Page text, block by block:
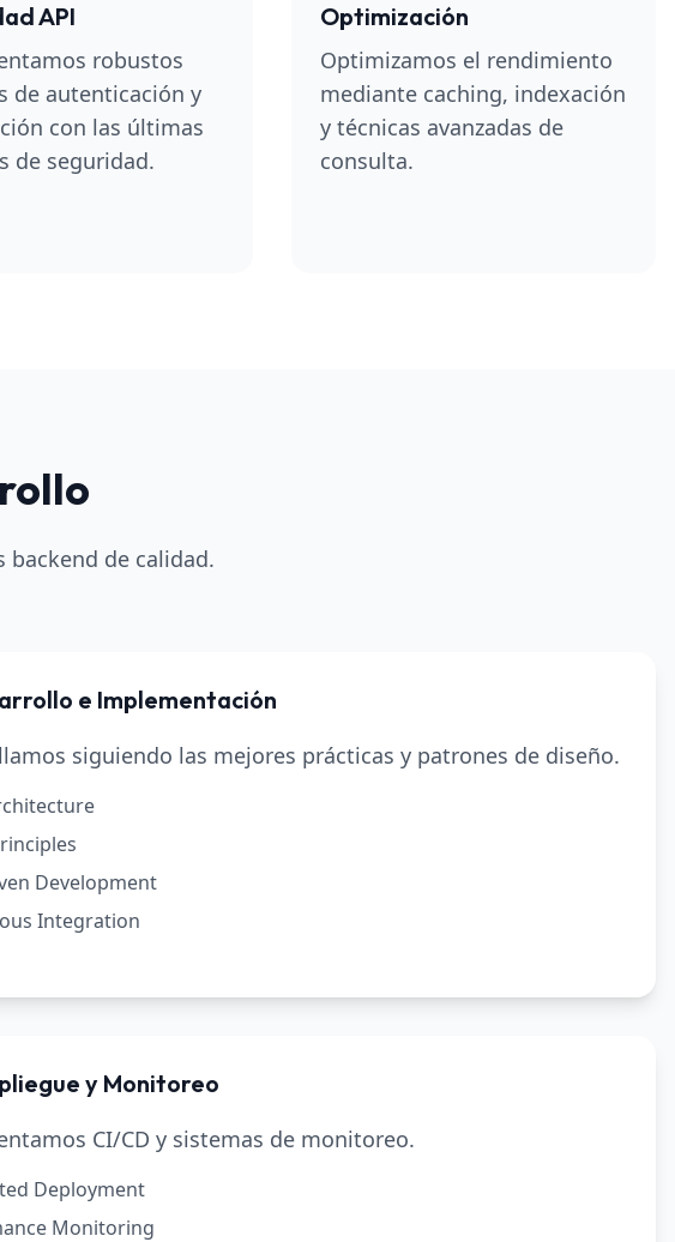
API
robustos
de autenticación y
con las últimas
de seguridad.
Optimización
Optimizamos el rendimiento
mediante caching, indexación
y técnicas avanzadas de
consulta.
de calidad.
e Implementación
siguiendo las mejores prácticas y patrones de diseño.
Development
Integration
y Monitoreo
CI/CD y sistemas de monitoreo.
Deployment
Monitoring